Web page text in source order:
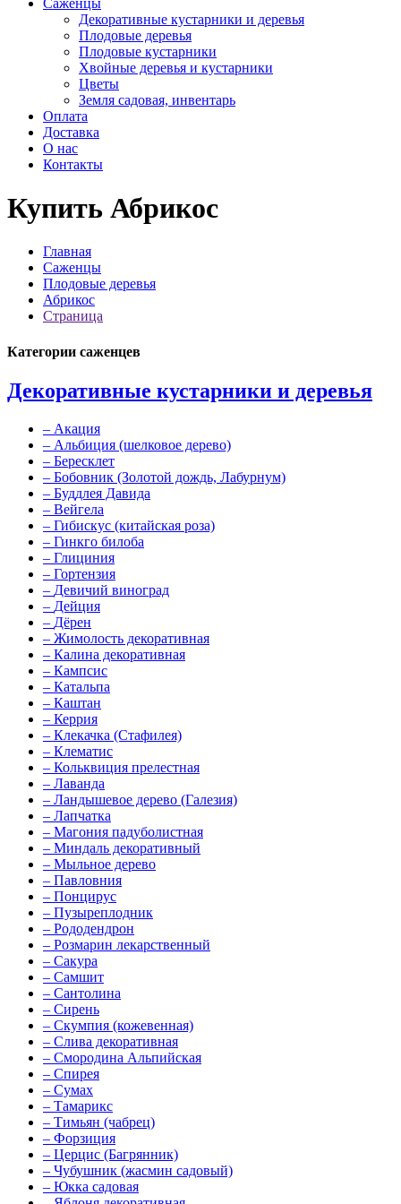
Декоративные кустарники и деревья
Плодовые деревья
Плодовые кустарники
Хвойные деревья и кустарники
Цветы
Земля садовая, инвентарь
Оплата
Доставка
О нас
Контакты
Купить Абрикос
Главная
Саженцы
Плодовые деревья
Абрикос
Страница
Категории саженцев
Декоративные кустарники и деревья
– Акация
– Альбиция (шелковое дерево)
– Бересклет
– Бобовник (Золотой дождь, Лабурнум)
– Буддлея Давида
– Вейгела
– Гибискус (китайская роза)
– Гинкго билоба
– Глициния
– Гортензия
– Девичий виноград
– Дейция
– Дёрен
– Жимолость декоративная
– Калина декоративная
– Кампсис
– Катальпа
– Каштан
– Керрия
– Клекачка (Стафилея)
– Клематис
– Кольквиция прелестная
– Лаванда
– Ландышевое дерево (Галезия)
– Лапчатка
– Магония падуболистная
– Миндаль декоративный
– Мыльное дерево
– Павловния
– Понцирус
– Пузыреплодник
– Рододендрон
– Розмарин лекарственный
– Сакура
– Самшит
– Сантолина
– Сирень
– Скумпия (кожевенная)
– Слива декоративная
– Смородина Альпийская
– Спирея
– Сумах
– Тамарикс
– Тимьян (чабрец)
– Форзиция
– Церцис (Багрянник)
– Чубушник (жасмин садовый)
– Юкка садовая